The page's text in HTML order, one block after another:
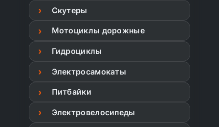
Скутеры
Мотоциклы дорожные
Гидроциклы
Электросамокаты
Питбайки
Электровелосипеды